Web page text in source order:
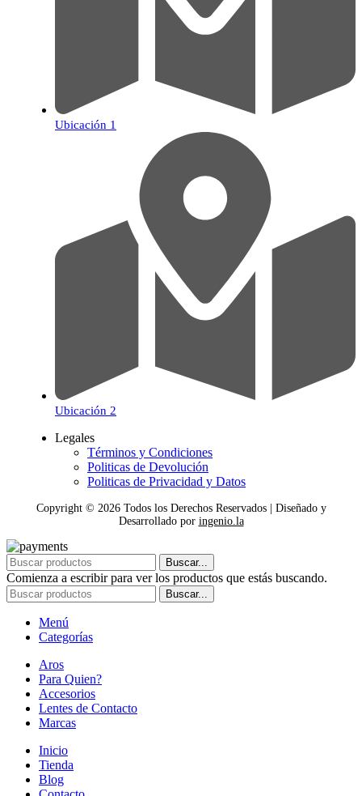
Ubicación 1
Ubicación 2
Legales
Términos y Condiciones
Politicas de Devolución
Politicas de Privacidad y Datos
Copyright © 2026Todos los Derechos Reservados | Diseñado y
Desarrollado por ingenio.la
Buscar...
Comienza a escribir para ver los productos que estás buscando.
Buscar...
Menú
Categorías
Aros
Para Quien?
Accesorios
Lentes de Contacto
Marcas
Inicio
Tienda
Blog